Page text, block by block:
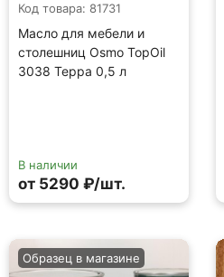
Код товара: 81731
Масло для мебели и
столешниц Osmo TopOil
3038 Терра 0,5 л
В наличии
от 5290 ₽/шт.
Образец в магазине